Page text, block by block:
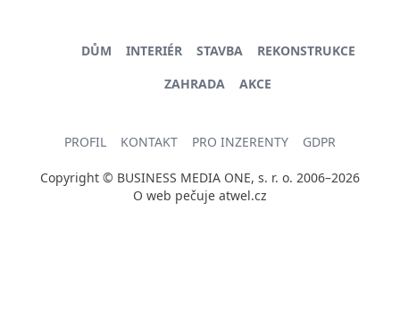
DŮM INTERIÉR STAVBA
REKONSTRUKCE
ZAHRADA
AKCE
PROFIL KONTAKT PRO INZERENTY GDPR
Copyright © BUSINESS MEDIA ONE, s. r. o. 2006–2026